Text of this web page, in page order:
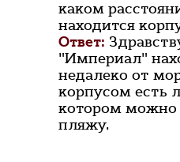
каком
находится
Ответ:
"Империал"
недалеко от
корпусом есть
котором можно
пляжу.